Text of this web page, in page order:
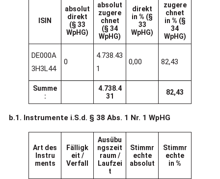
ISIN
absolut
direkt
(§ 33
WpHG)
absolut
zugere
chnet
(§ 34
WpHG)
direkt
in % (§
33
WpHG)
zugere
chnet
in % (§
34
WpHG)
DE000A
3H3L44
0
4.738.43
1
0,00 82,43
Summe
:
4.738.4
31
82,43
b.1. Instrumente i.S.d. § 38 Abs. 1 Nr. 1 WpHG
Art des
Instru
ments
Fälligk
eit /
Verfall
Ausübu
ngszeit
raum /
Laufzei
t
Stimmr
echte
absolut
Stimmr
echte
in %